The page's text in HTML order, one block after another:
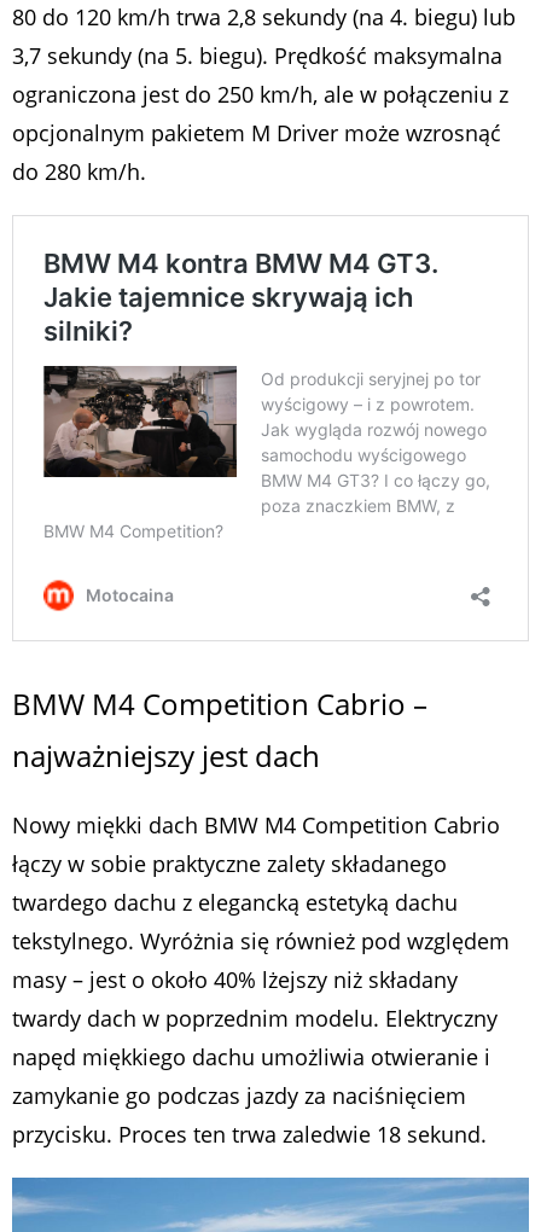
80 do 120 km/h trwa 2,8 sekundy (na 4. biegu) lub
3,7 sekundy (na 5. biegu). Prędkość maksymalna
ograniczona jest do 250 km/h, ale w połączeniu z
opcjonalnym pakietem M Driver może wzrosnąć
do 280 km/h.
BMW M4 Competition Cabrio –
najważniejszy jest dach
Nowy miękki dach BMW M4 Competition Cabrio
łączy w sobie praktyczne zalety składanego
twardego dachu z elegancką estetyką dachu
tekstylnego. Wyróżnia się również pod względem
masy – jest o około 40% lżejszy niż składany
twardy dach w poprzednim modelu. Elektryczny
napęd miękkiego dachu umożliwia otwieranie i
zamykanie go podczas jazdy za naciśnięciem
przycisku. Proces ten trwa zaledwie 18 sekund.